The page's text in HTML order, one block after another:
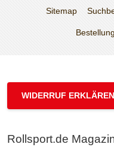
Sitemap
WIDERRUF ERKLÄREN
Rollsport.de